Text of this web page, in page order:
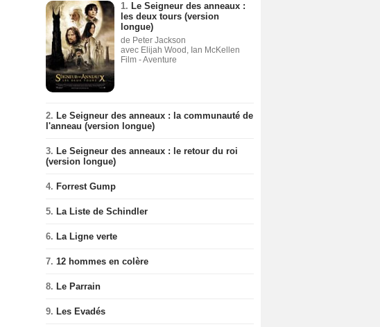
1. Le Seigneur des anneaux :
les deux tours (version
longue)
de Peter Jackson
avec Elijah Wood, Ian McKellen
Film - Aventure
2. Le Seigneur des anneaux : la communauté de
l'anneau (version longue)
3. Le Seigneur des anneaux : le retour du roi
(version longue)
4. Forrest Gump
5. La Liste de Schindler
6. La Ligne verte
7. 12 hommes en colère
8. Le Parrain
9. Les Evadés